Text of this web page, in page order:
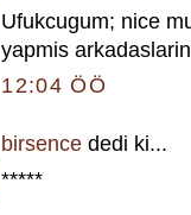
Ufukcugum; nice
yapmis
12:04 ÖÖ
birsence dedi ki...
*****